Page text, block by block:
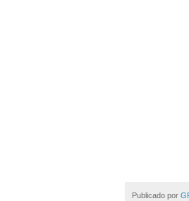
Publicado por